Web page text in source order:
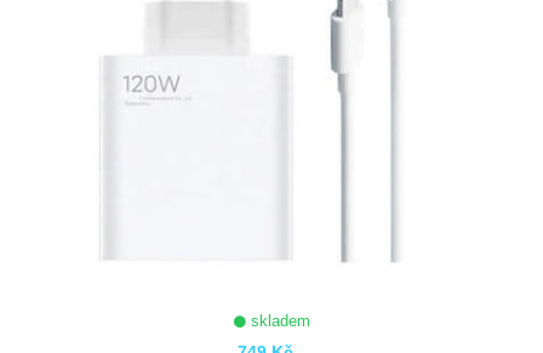
skladem